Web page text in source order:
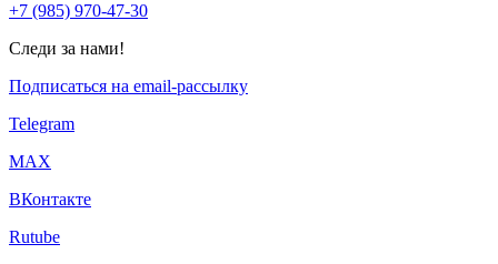
+7 (985) 970-47-30
Следи за нами!
Подписаться на email-рассылку
Telegram
МАХ
ВКонтакте
Rutube